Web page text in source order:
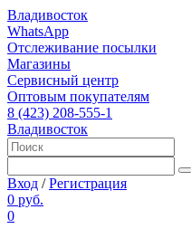
Владивосток
WhatsApp
Отслеживание посылки
Магазины
Сервисный центр
Оптовым покупателям
8 (423) 208-555-1
Владивосток
Вход /Регистрация
0 руб.
0